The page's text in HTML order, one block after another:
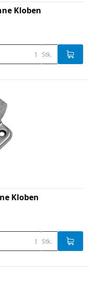
Kloben
Stk.
Kloben
Stk.